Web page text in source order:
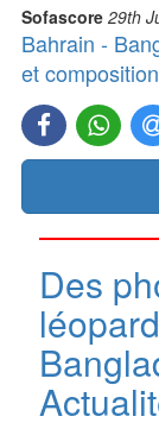
Sofascore 29th
Bahrain -
et
Des